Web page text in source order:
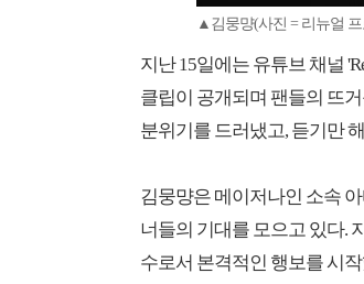
▲김뭉먕(사진 = 리뉴얼
지난 15일에는 유튜브 채널
클립이 공개되며 팬들의 뜨
분위기를 드러냈고, 듣기만
김뭉먕은 메이저나인 소속
너들의 기대를 모으고 있다.
수로서 본격적인 행보를 시